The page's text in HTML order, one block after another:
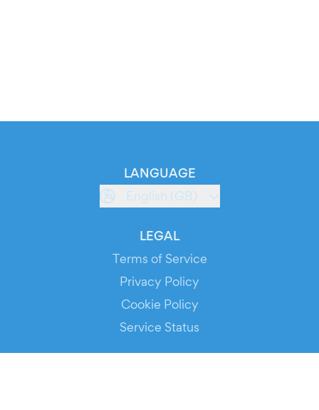
LANGUAGE
English (GB)
LEGAL
Terms of Service
Privacy Policy
Cookie Policy
Service Status